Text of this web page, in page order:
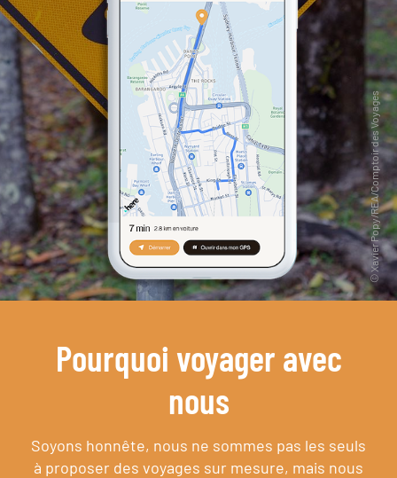
Pourquoi voyager avec
nous
Soyons honnête, nous ne sommes pas les seuls
à proposer des voyages sur mesure, mais nous